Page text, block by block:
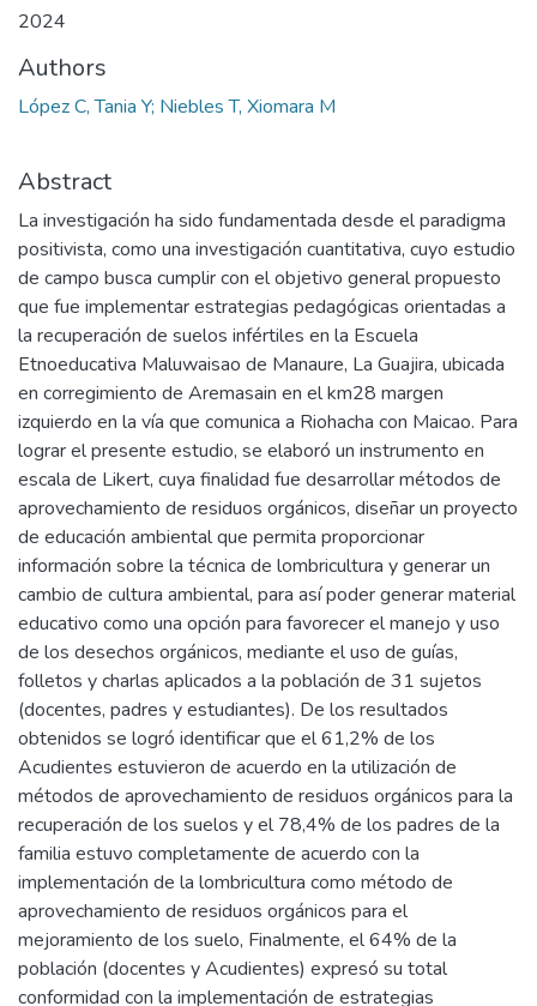
2024
Authors
López C, Tania Y; Niebles T, Xiomara M
Abstract
La investigación ha sido fundamentada desde el paradigma
positivista, como una investigación cuantitativa, cuyo estudio
de campo busca cumplir con el objetivo general propuesto
que fue implementar estrategias pedagógicas orientadas a
la recuperación de suelos infértiles en la Escuela
Etnoeducativa Maluwaisao de Manaure, La Guajira, ubicada
en corregimiento de Aremasain en el km28 margen
izquierdo en la vía que comunica a Riohacha con Maicao. Para
lograr el presente estudio, se elaboró un instrumento en
escala de Likert, cuya finalidad fue desarrollar métodos de
aprovechamiento de residuos orgánicos, diseñar un proyecto
de educación ambiental que permita proporcionar
información sobre la técnica de lombricultura y generar un
cambio de cultura ambiental, para así poder generar material
educativo como una opción para favorecer el manejo y uso
de los desechos orgánicos, mediante el uso de guías,
folletos y charlas aplicados a la población de 31 sujetos
(docentes, padres y estudiantes). De los resultados
obtenidos se logró identificar que el 61,2% de los
Acudientes estuvieron de acuerdo en la utilización de
métodos de aprovechamiento de residuos orgánicos para la
recuperación de los suelos y el 78,4% de los padres de la
familia estuvo completamente de acuerdo con la
implementación de la lombricultura como método de
aprovechamiento de residuos orgánicos para el
mejoramiento de los suelo, Finalmente, el 64% de la
población (docentes y Acudientes) expresó su total
conformidad con la implementación de estrategias